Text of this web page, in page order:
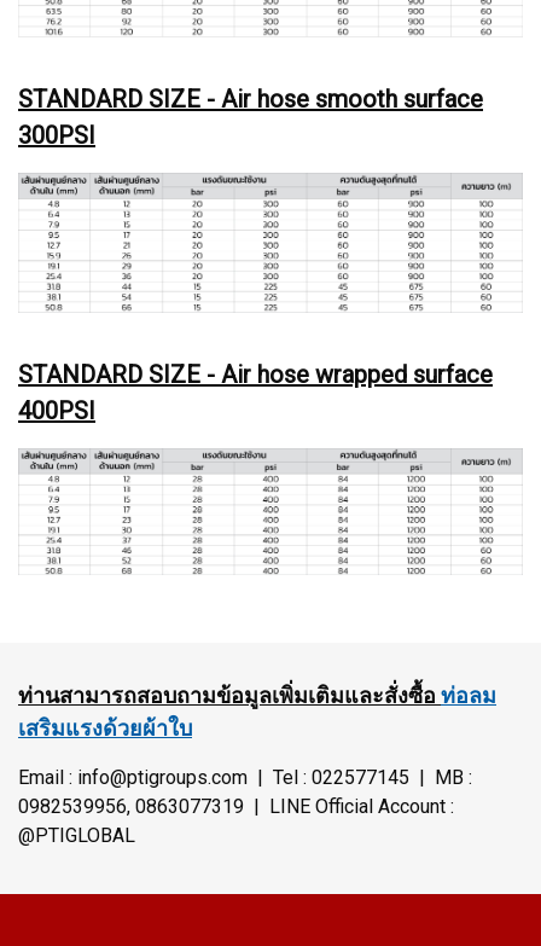
STANDARD SIZE - Air hose smooth surface
300PSI
STANDARD SIZE - Air hose wrapped surface
400PSI
ท่านสามารถสอบถามข้อมูลเพิ่มเติมและสั่งซื้อ ท่อลม
เสริมแรงด้วยผ้าใบ
Email : info@ptigroups.com | Tel : 022577145 | MB :
0982539956, 0863077319 | LINE Official Account :
@PTIGLOBAL